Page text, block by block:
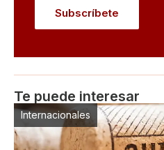
Te puede interesar
Internacionales